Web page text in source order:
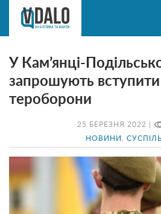
25 БЕРЕЗНЯ 2022 |
НОВИНИ
У Кам’янці-
запрошують
тероборони